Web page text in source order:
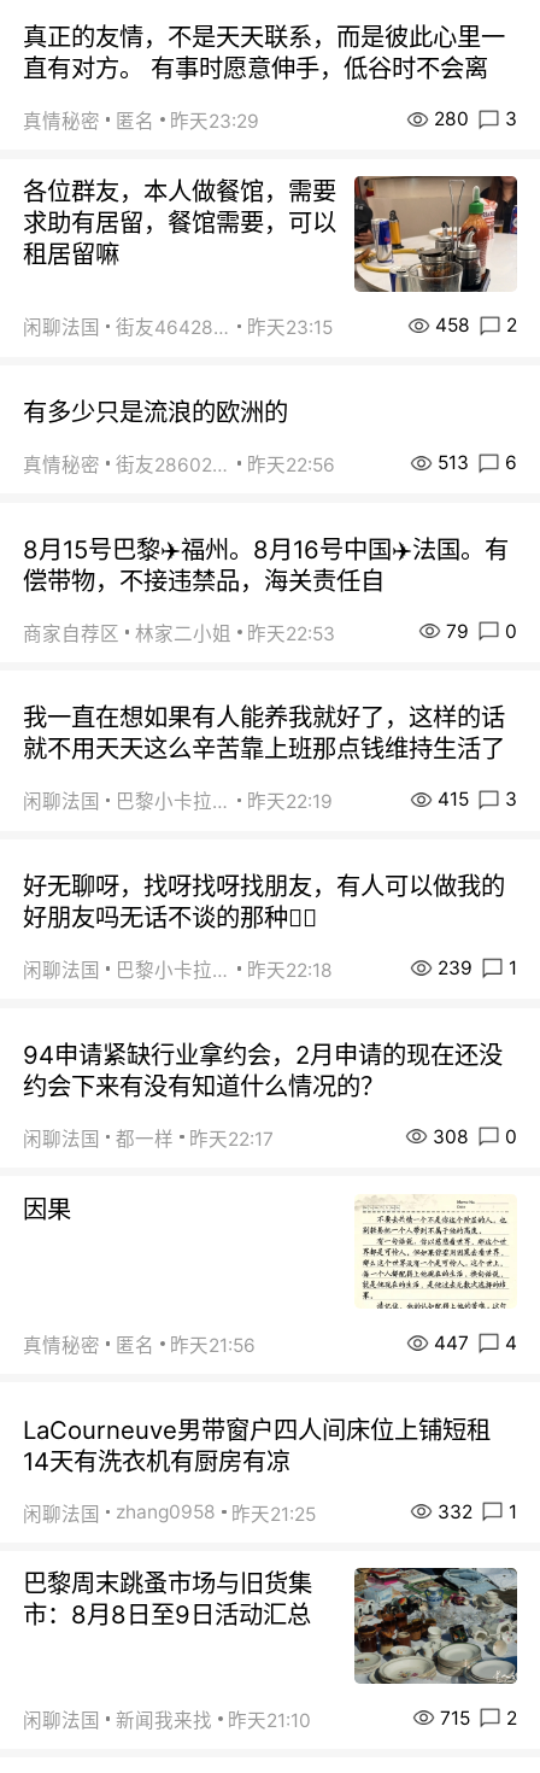
真正的友情，不是天天联系，而是彼此心里一
直有对方。 有事时愿意伸手，低谷时不会离
真情秘密 匿名 昨天23:29 280 3
各位群友，本人做餐馆，需要
求助有居留，餐馆需要，可以
租居留嘛
闲聊法国 街友46428878 昨天23:15 458 2
有多少只是流浪的欧洲的
真情秘密 街友28602925 昨天22:56 513 6
8月15号巴黎✈️福州。8月16号中国✈️法国。有
偿带物，不接违禁品，海关责任自
商家自荐区 林家二小姐 昨天22:53 79 0
我一直在想如果有人能养我就好了，这样的话
就不用天天这么辛苦靠上班那点钱维持生活了
闲聊法国 巴黎小卡拉咪 昨天22:19 415 3
好无聊呀，找呀找呀找朋友，有人可以做我的
好朋友吗无话不谈的那种😮‍💨
闲聊法国 巴黎小卡拉咪 昨天22:18 239 1
94申请紧缺行业拿约会，2月申请的现在还没
约会下来有没有知道什么情况的？
闲聊法国 都一样 昨天22:17 308 0
因果
真情秘密 匿名 昨天21:56 447 4
LaCourneuve男带窗户四人间床位上铺短租
14天有洗衣机有厨房有凉
闲聊法国 zhang0958 昨天21:25 332 1
巴黎周末跳蚤市场与旧货集
市：8月8日至9日活动汇总
闲聊法国 新闻我来找 昨天21:10 715 2